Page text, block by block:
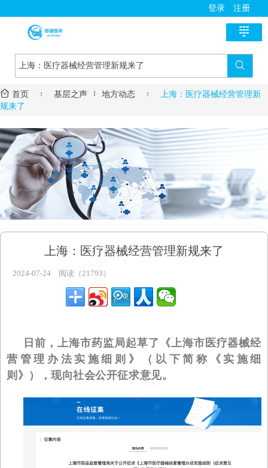
登录 注册


首页
新医讯
地方动态
用药指导
诊疗指南
医疗技术
基层风采
名院展示
药房明星
资料学习
培训课程
学术沙龙
进修学习
慢病管理
疾病筛查
服务流程
 首页  基层之声  地方动态 
上海：医疗器械经营管理新
规来了
上海：医疗器械经营管理新规来了
2024-07-24 阅读（21793）
日前，上海市药监局起草了《上海市医疗器械经
营管理办法实施细则》（以下简称《实施细
则》），现向社会公开征求意见。